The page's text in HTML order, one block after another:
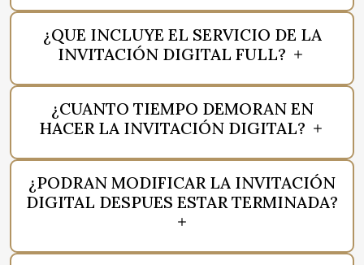
¿QUE INCLUYE EL SERVICIO DE LA
INVITACIÓN DIGITAL FULL?
¿CUANTO TIEMPO DEMORAN EN
HACER LA INVITACIÓN DIGITAL?
¿PODRAN MODIFICAR LA INVITACIÓN
DIGITAL DESPUES ESTAR TERMINADA?